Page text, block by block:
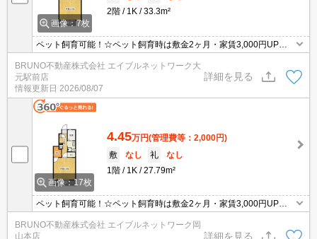
画像：7枚
2階
1K 33.3m²
ペット飼育可能！☆ペット飼育時は敷金2ヶ月・家賃3,000円UP☆
家具家電付きの新築です！
BRUNO不動産株式会社 エイブルネットワーク大
元駅前店
情報更新日 2026/08/07
詳細を見る
画像：17枚
4.45万円(管理費等：2,000円)
敷
なし 礼
なし
1階
1K 27.79m²
ペット飼育可能！☆ペット飼育時は敷金2ヶ月・家賃3,000円UP☆
家具家電付きの新築です！
BRUNO不動産株式会社 エイブルネットワーク岡
山本店
詳細を見る